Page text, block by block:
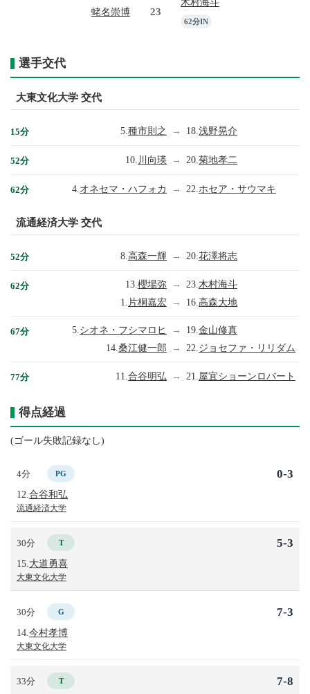
蛯名崇博 23
62分IN
選手交代
大東文化大学 交代
15分 5. 種市則之 → 18. 浅野晃介
52分 10. 川向瑛 → 20. 菊地孝二
62分 4. オネセマ・ハフォカ → 22. ホセア・サウマキ
流通経済大学 交代
52分 8. 高森一輝 → 20. 花澤将志
62分 13. 櫻場弥 → 23. 木村海斗
1. 片桐嘉宏 → 16. 高森大地
67分 5. シオネ・フシマロヒ → 19. 金山修真
14. 桑江健一郎 → 22. ジョセファ・リリダム
77分 11. 合谷明弘 → 21. 屋宜ショーンロバート
得点経過
(ゴール失敗記録なし)
4分 PG
12. 合谷和弘
流通経済大学
0-3
30分 T
15. 大道勇喜
大東文化大学
5-3
30分 G
14. 今村孝博
大東文化大学
7-3
33分 T 7-8